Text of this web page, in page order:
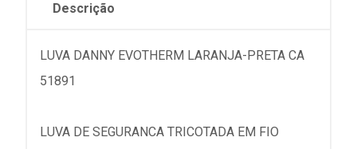
Descrição
LUVA DANNY EVOTHERM LARANJA-PRETA CA
51891
LUVA DE SEGURANCA TRICOTADA EM FIO